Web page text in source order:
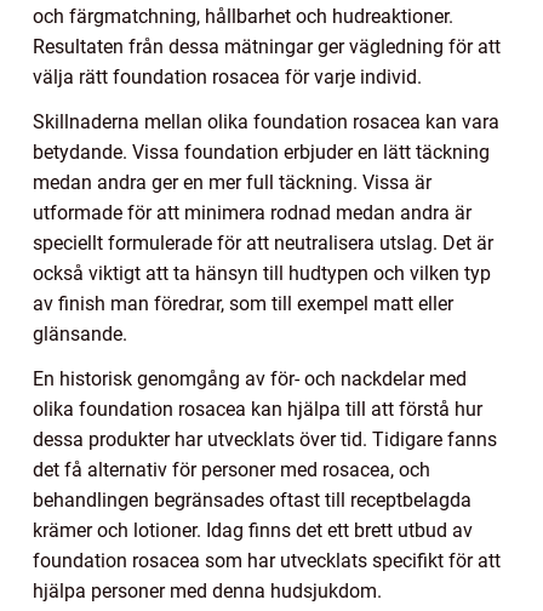
och färgmatchning, hållbarhet och hudreaktioner.
Resultaten från dessa mätningar ger vägledning för att
välja rätt foundation rosacea för varje individ.
Skillnaderna mellan olika foundation rosacea kan vara
betydande. Vissa foundation erbjuder en lätt täckning
medan andra ger en mer full täckning. Vissa är
utformade för att minimera rodnad medan andra är
speciellt formulerade för att neutralisera utslag. Det är
också viktigt att ta hänsyn till hudtypen och vilken typ
av finish man föredrar, som till exempel matt eller
glänsande.
En historisk genomgång av för- och nackdelar med
olika foundation rosacea kan hjälpa till att förstå hur
dessa produkter har utvecklats över tid. Tidigare fanns
det få alternativ för personer med rosacea, och
behandlingen begränsades oftast till receptbelagda
krämer och lotioner. Idag finns det ett brett utbud av
foundation rosacea som har utvecklats specifikt för att
hjälpa personer med denna hudsjukdom.